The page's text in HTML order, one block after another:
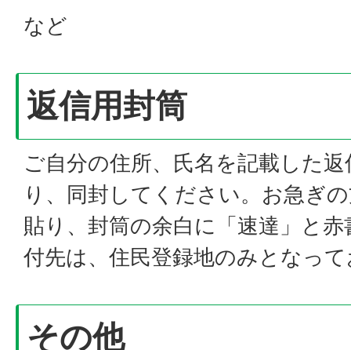
など
返信用封筒
ご自分の住所、氏名を記載した
り、同封してください。お急ぎ
貼り、封筒の余白に「速達」と
付先は、住民登録地のみとなっ
その他